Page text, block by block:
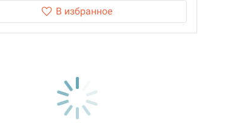
В избранное